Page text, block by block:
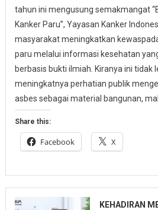
tahun ini mengusung semakmangat
Kanker Paru”, Yayasan Kanker
masyarakat meningkatkan
paru melalui informasi kesehatan
berbasis bukti ilmiah. Kiranya ini tidak
meningkatnya perhatian publik
asbes sebagai material bangunan,
Share this:
Facebook X
KEHADIRAN